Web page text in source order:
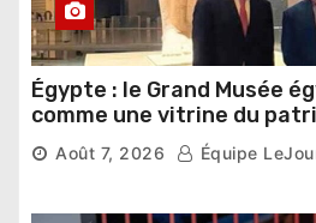
Égypte : le Grand Musée
comme une vitrine du
pharaonique auprès des
étrangers
Août 7, 2026 Équipe